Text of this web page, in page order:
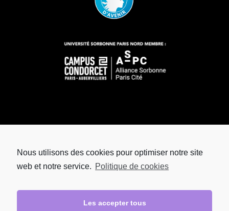
Nous utilisons des cookies pour optimiser notre site
web et notre service. Politique de cookies
Les accepter tous